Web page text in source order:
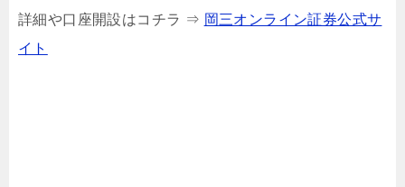
詳細や口座開設はコチラ ⇒ 岡三オンライン証券公式サ
イト